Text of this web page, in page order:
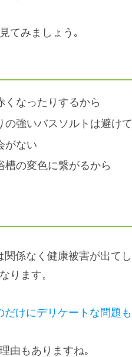
てみましょう｡
くなったりするから
強いバスソルトは避け
がない
の変色に繋がるから
係なく健康被害が出て
ります。
けにデリケートな問題
由もありますね｡